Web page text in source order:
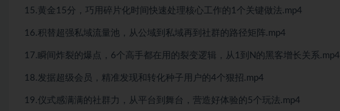
15.黄金15分，巧用碎片化时间快速处理核心工作的1个关键做法.mp4
16.积替超强私域流量池，从公域到私域再到社群的路径矩阵.mp4
17.瞬间炸裂的爆点，6个高手都在用的裂变逻辑，从1到N的黑客增长关系.mp4
18.发据超级会员，精准发现和转化种子用户的4个狠招.mp4
19.仪式感满满的社群力，从平台到舞台，营造好体验的5个玩法.mp4